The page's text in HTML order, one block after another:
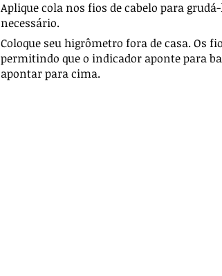
Aplique cola nos fios de cabelo para
necessário.
Coloque seu higrômetro fora de casa. Os
permitindo que o indicador aponte para
apontar para cima.